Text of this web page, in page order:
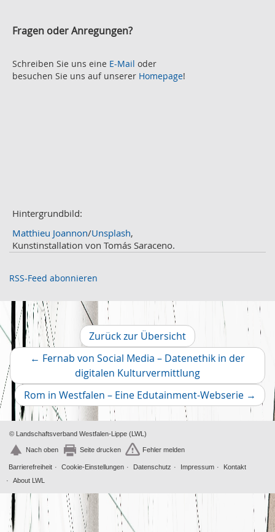
Oktober 2
August 2
Juli 2
November 2
Oktober
September 2
August
Juni
Mai 2
April 2
März 2
Februar 2
Januar 1
Dezember 2
November 2
Oktober 4
Fragen oder Anregungen?
Schreiben Sie uns eine E-Mail oder
besuchen Sie uns auf unserer Homepage!
Hintergrundbild:
Matthieu Joannon/Unsplash,
Kunstinstallation von Tomás Saraceno.
RSS-Feed abonnieren
← Fernab von Social Media – Datenethik in der
digitalen KulturvermittlungVorheriger
Artikel
Zurück zur Übersicht
Rom in Westfalen – Eine Edutainment-Webserie
Artikel
→
© Landschaftsverband Westfalen-Lippe (LWL)
Nach oben Seite drucken Fehler melden
Barrierefreiheit Cookie-Einstellungen Datenschutz Impressum
Kontakt
About LWL